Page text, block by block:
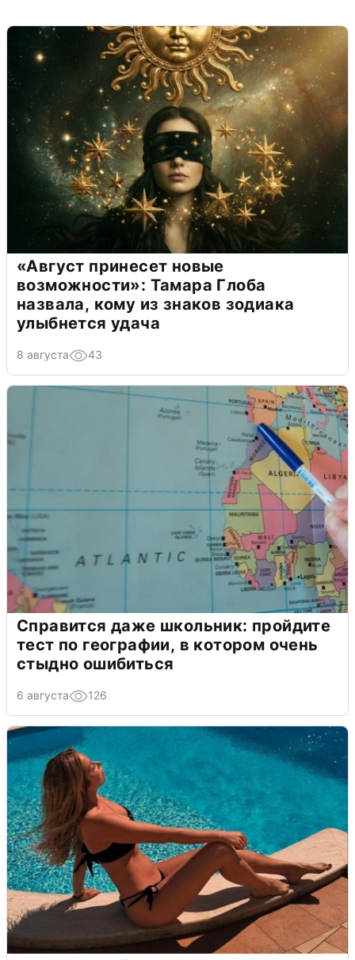
«Август принесет новые
возможности»: Тамара Глоба
назвала, кому из знаков зодиака
улыбнется удача
8 августа 43
Справится даже школьник: пройдите
тест по географии, в котором очень
стыдно ошибиться
6 августа 126